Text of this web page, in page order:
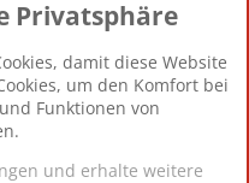
12.427
Berlin
Privatsphäre
damit diese Website
um den Komfort bei
Funktionen von
und erhalte weitere